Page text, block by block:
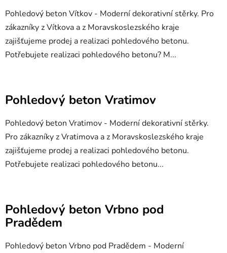
Pohledový beton Vítkov - Moderní dekorativní stěrky. Pro
zákazníky z Vítkova a z Moravskoslezského kraje
zajišťujeme prodej a realizaci pohledového betonu.
Potřebujete realizaci pohledového betonu? M...
Pohledový beton Vratimov
Pohledový beton Vratimov - Moderní dekorativní stěrky.
Pro zákazníky z Vratimova a z Moravskoslezského kraje
zajišťujeme prodej a realizaci pohledového betonu.
Potřebujete realizaci pohledového betonu...
Pohledový beton Vrbno pod
Pradědem
Pohledový beton Vrbno pod Pradědem - Moderní